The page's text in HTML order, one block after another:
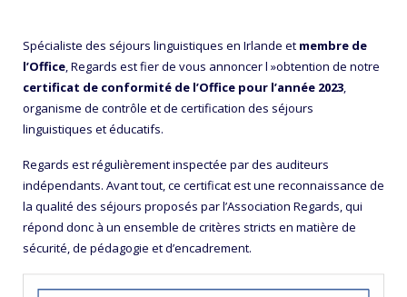
Séjours ski
Colonies de vacances
Colonies de vacances éco-responsables
Chalets en Haute-Savoie
Nos Collèges en Irlande
Villes d’accueil en Irlande
Spécialiste des séjours linguistiques en Irlande et membre de
l’Office, Regards est fier de vous annoncer l »obtention de notre
certificat de conformité de l’Office pour l’année 2023,
organisme de contrôle et de certification des séjours
linguistiques et éducatifs.
Regards est régulièrement inspectée par des auditeurs
indépendants. Avant tout, ce certificat est une reconnaissance de
la qualité des séjours proposés par l’Association Regards, qui
répond donc à un ensemble de critères stricts en matière de
sécurité, de pédagogie et d’encadrement.